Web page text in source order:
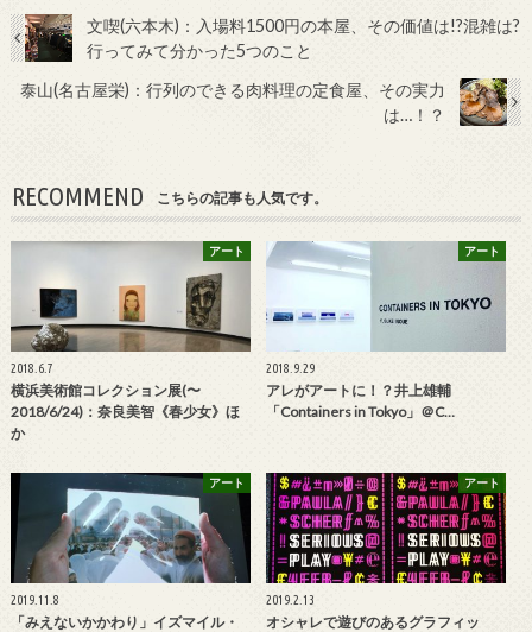
文喫(六本木)：入場料1500円の本屋、その価値は!?混雑は?
行ってみて分かった5つのこと
泰山(名古屋栄)：行列のできる肉料理の定食屋、その実力
は…！？
RECOMMEND こちらの記事も人気です。
アート
2018.6.7
横浜美術館コレクション展(〜
2018/6/24)：奈良美智《春少女》ほ
か
アート
2018.9.29
アレがアートに！？井上雄輔
「Containers in Tokyo」＠C…
アート
2019.11.8
「みえないかかわり」イズマイル・
アート
2019.2.13
オシャレで遊びのあるグラフィッ